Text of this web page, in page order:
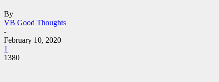
By
VB Good Thoughts
-
February 10, 2020
1
1380